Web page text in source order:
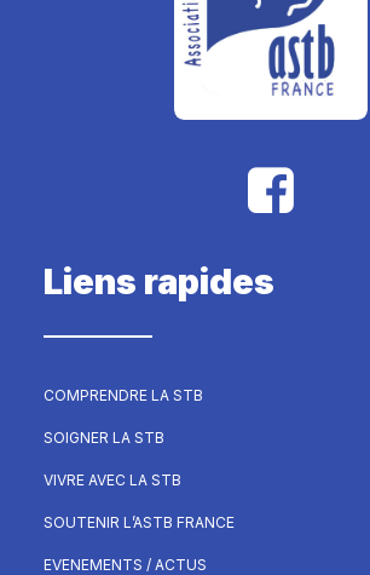
Liens rapides
COMPRENDRE LA STB
SOIGNER LA STB
VIVRE AVEC LA STB
SOUTENIR L’ASTB FRANCE
EVENEMENTS / ACTUS